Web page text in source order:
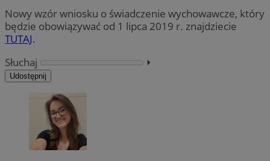
Nowy wzór wniosku o świadczenie wychowawcze, który
będzie obowiązywać od 1 lipca 2019 r. znajdziecie
TUTAJ.
Słuchaj
⏵︎
Udostępnij